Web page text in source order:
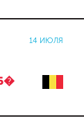
14 ИЮЛЯ
Б�